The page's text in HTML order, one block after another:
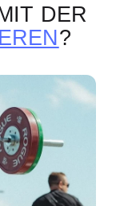
DER
?